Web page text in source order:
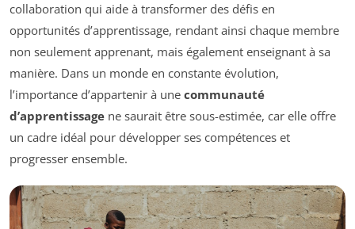
collaboration qui aide à transformer des défis en
opportunités d’apprentissage, rendant ainsi chaque membre
non seulement apprenant, mais également enseignant à sa
manière. Dans un monde en constante évolution,
l’importance d’appartenir à une communauté
d’apprentissage ne saurait être sous-estimée, car elle offre
un cadre idéal pour développer ses compétences et
progresser ensemble.